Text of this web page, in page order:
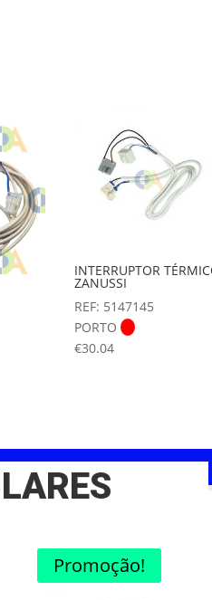
INTERRUPTOR
ZANUSSI
REF: 5147145
PORTO
€30.04
Promoção!